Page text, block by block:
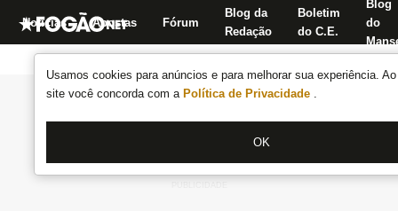
Usamos cookies para anúncios e para melhorar sua experiência.
site você concorda com a Política de Privacidade .
OK
Notícias Apostas Fórum
Blog da
Redação
Boletim
do C.E.
Blog
do